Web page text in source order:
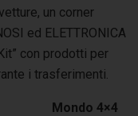
un corner
ed ELETTRONICA
con prodotti per
i trasferimenti.
Mondo 4×4